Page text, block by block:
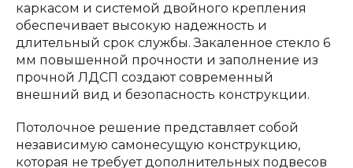
каркасом и системой двойного крепления
обеспечивает высокую надежность и
длительный срок службы. Закаленное стекло 6
мм повышенной прочности и заполнение из
прочной ЛДСП создают современный
внешний вид и безопасность конструкции.
Потолочное решение представляет собой
независимую самонесущую конструкцию,
которая не требует дополнительных подвесов